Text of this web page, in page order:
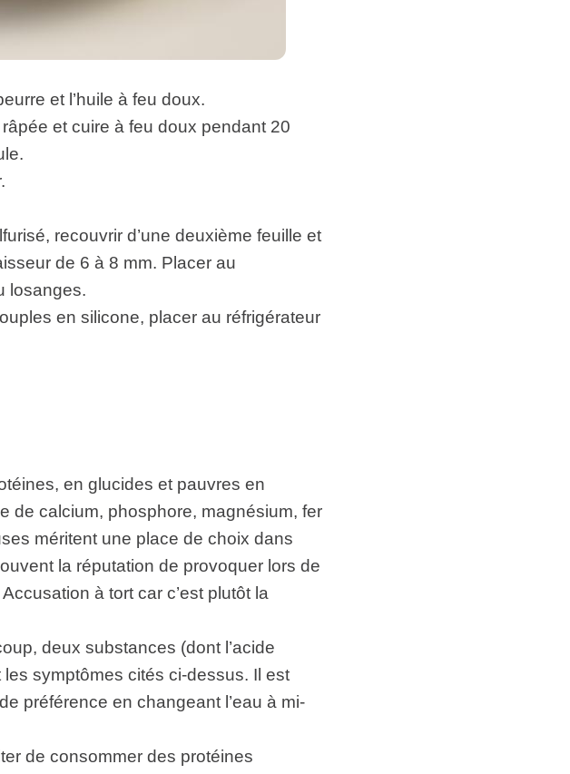
et l’huile à feu doux.
et cuire à feu doux pendant 20
recouvrir d’une deuxième feuille et
de 6 à 8 mm. Placer au
losanges.
en silicone, placer au réfrigérateur
en glucides et pauvres en
de calcium, phosphore, magnésium, fer
méritent une place de choix dans
la réputation de provoquer lors de
à tort car c’est plutôt la
deux substances (dont l’acide
symptômes cités ci-dessus. Il est
préférence en changeant l’eau à mi-
de consommer des protéines